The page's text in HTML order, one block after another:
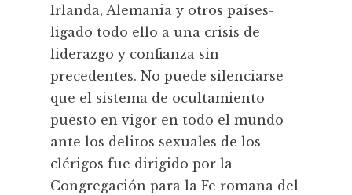
Irlanda, Alemania y otros países-
ligado todo ello a una crisis de
liderazgo y confianza sin
precedentes. No puede silenciarse
que el sistema de ocultamiento
puesto en vigor en todo el mundo
ante los delitos sexuales de los
clérigos fue dirigido por la
Congregación para la Fe romana del